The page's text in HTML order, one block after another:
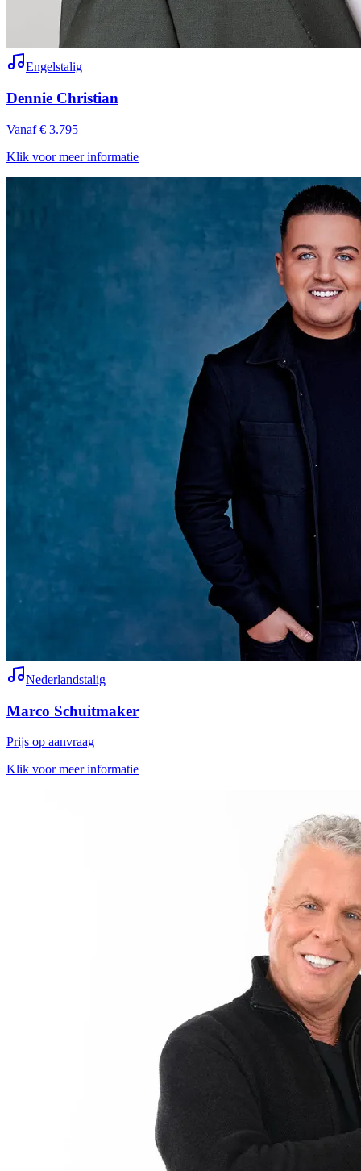
Engelstalig
Dennie Christian
Vanaf € 3.795
Klik voor meer informatie
Nederlandstalig
Marco Schuitmaker
Prijs op aanvraag
Klik voor meer informatie